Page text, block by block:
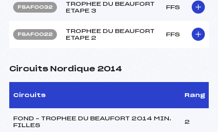
FSAF0032
TROPHEE DU BEAUFORT
ETAPE 3
FFS
FSAF0022
TROPHEE DU BEAUFORT
ETAPE 2
FFS
Circuits Nordique 2014
Circuits Rang
FOND – TROPHEE DU BEAUFORT 2014 MIN.
FILLES
2